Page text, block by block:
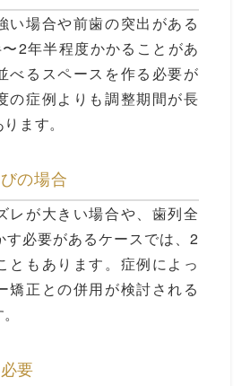
い場合や前歯の突出がある
2年半程度かかることがあ
べるスペースを作る必要が
の症例よりも調整期間が長
ます。
の場合
レが大きい場合や、歯列全
す必要があるケースでは、2
ともあります。症例によっ
矯正との併用が検討される
要